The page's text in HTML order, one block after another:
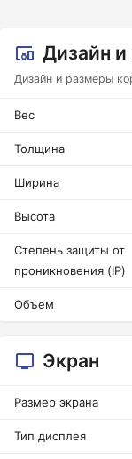
Дизайн и
Дизайн и размеры
Вес
Толщина
Ширина
Высота
Степень защиты от
проникновения (IP)
Объем
Экран
Размер экрана
Тип дисплея